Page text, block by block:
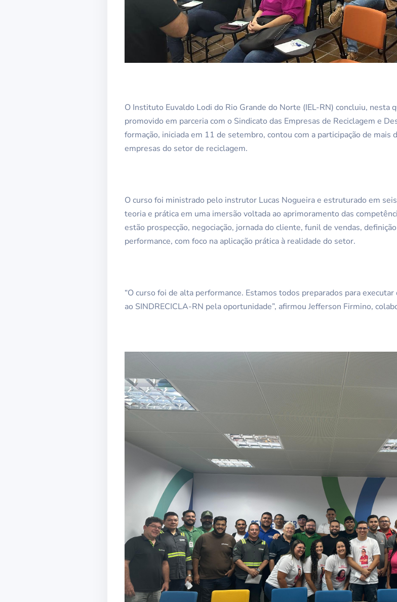
O Instituto Euvaldo Lodi do Rio Grande do Norte (IEL-RN) concluiu, nesta
promovido em parceria com o Sindicato das Empresas de Reciclagem e
formação, iniciada em 11 de setembro, contou com a participação de
empresas do setor de reciclagem.
O curso foi ministrado pelo instrutor Lucas Nogueira e estruturado em
teoria e prática em uma imersão voltada ao aprimoramento das
estão prospecção, negociação, jornada do cliente, funil de vendas,
performance, com foco na aplicação prática à realidade do setor.
“O curso foi de alta performance. Estamos todos preparados para
ao SINDRECICLA-RN pela oportunidade”, afirmou Jefferson Firmino,